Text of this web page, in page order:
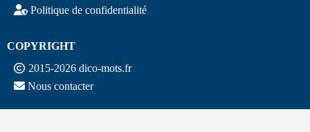
Politique de confidentialité
COPYRIGHT
2015-2026 dico-mots.fr
Nous contacter